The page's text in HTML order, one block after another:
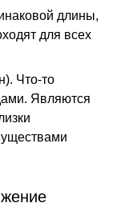
длины,
для всех
Что-то
Являются